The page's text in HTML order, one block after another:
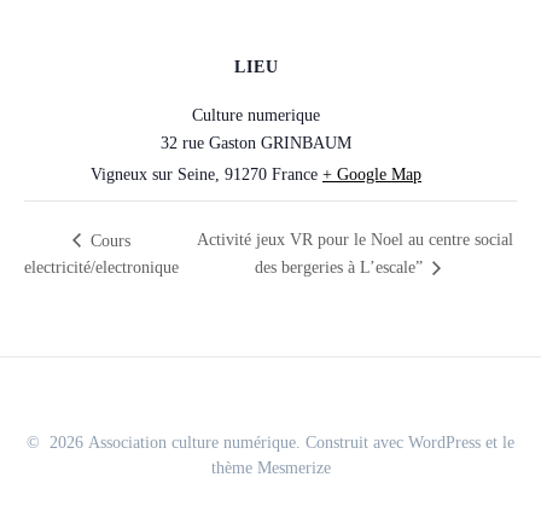
LIEU
Culture numerique
32 rue Gaston GRINBAUM
Vigneux sur Seine, 91270 France + Google Map
Cours
electricité/electronique
Activité jeux VR pour le Noel au centre social
des bergeries à L’escale”
© 2026 Association culture numérique. Construit avec WordPress et le
thème Mesmerize